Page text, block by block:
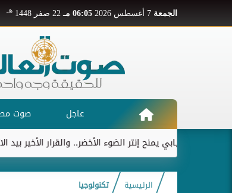
الجمعة 06:05 مـ 22 صفر 1448 هـ
عاجل صوت
ديابي يمنح إنتر الضوء الأخضر.. والقرار الأخير بيد الاتحاد
الرئيسية تكنولوجيا